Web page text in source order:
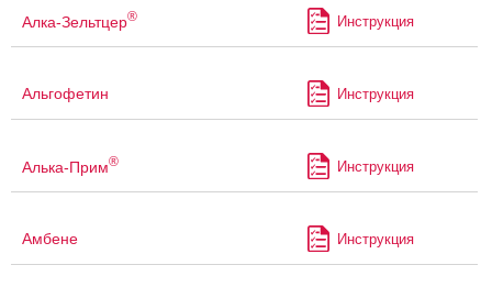
Алка-Зельтцер® Инструкция
Альгофетин Инструкция
Алька-Прим® Инструкция
Амбене Инструкция